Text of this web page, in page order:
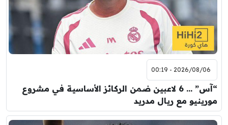
2026/08/06 - 00:19
“آس” … 6 لاعبين ضمن الركائز الأساسية في مشروع
مورينيو مع ريال مدريد